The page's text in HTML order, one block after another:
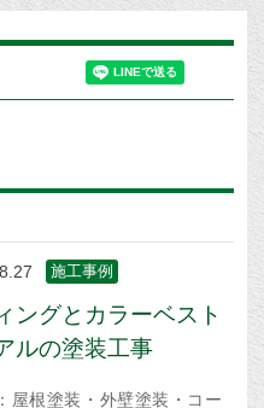
施工事例
ングとカラーベスト
ルの塗装工事
屋根塗装・外壁塗装・コー